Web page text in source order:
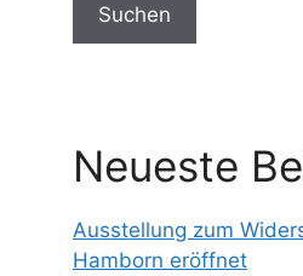
Suchen
Neueste
Ausstellung zum
Hamborn eröffnet